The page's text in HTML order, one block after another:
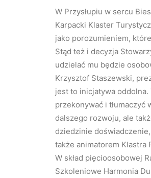
W Przysłupiu w sercu
Karpacki Klaster
jako porozumieniem,
Stąd też i decyzja
udzielać mu będzie
Krzysztof Staszewski,
jest to inicjatywa oddolna.
przekonywać i tłumaczyć
dalszego rozwoju, ale
dziedzinie
także animatorem Klastra
W skład pięcioosobowej
Szkoleniowe Harmonia